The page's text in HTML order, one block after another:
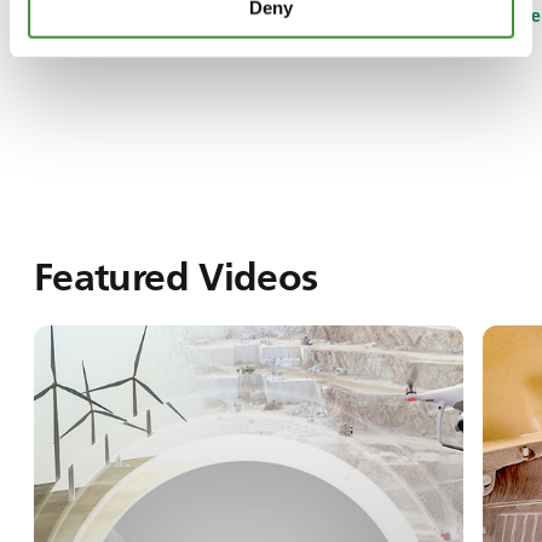
Deny Watch the
Featured Videos